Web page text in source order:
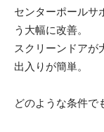
センターポールサ
う大幅に改善。
スクリーンドアが
出入りが簡単。
どのような条件で